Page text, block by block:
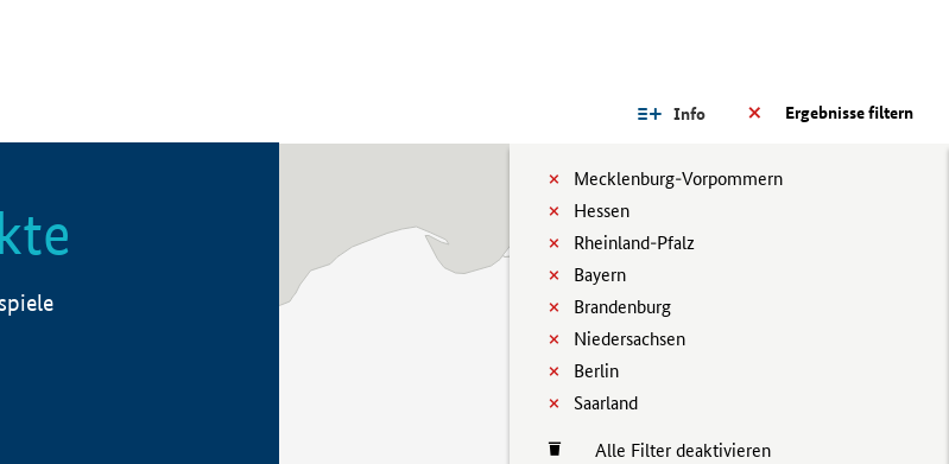
Ergebnisse filtern
Info
Mecklenburg-Vorpommern
Hessen
Rheinland-Pfalz
Bayern
Brandenburg
Niedersachsen
Berlin
Saarland
Alle Filter deaktivieren